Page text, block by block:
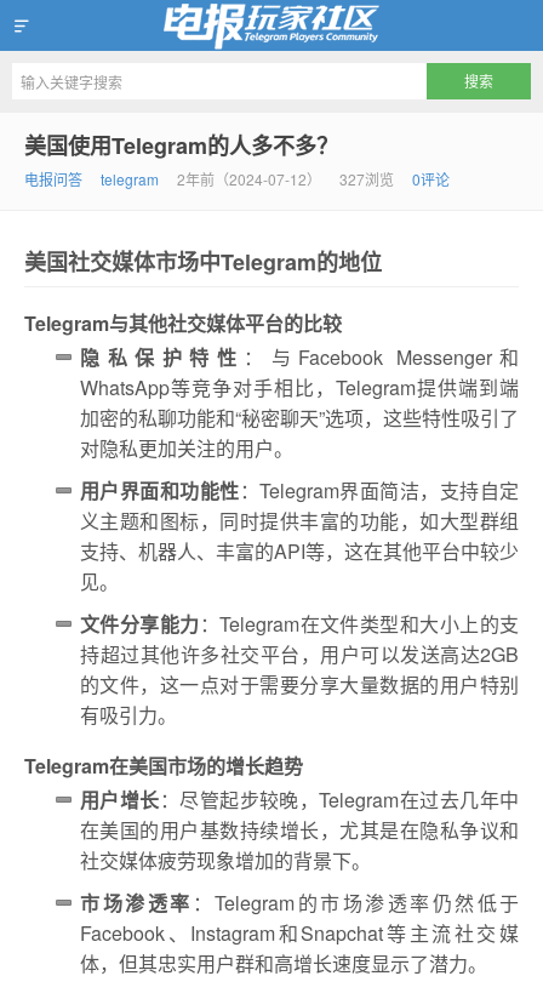
Telegram玩家社区
美国使用Telegram的人多不多？
电报问答 telegram 2年前（2024-07-12） 327浏览 0评论
美国社交媒体市场中Telegram的地位
Telegram与其他社交媒体平台的比较
隐私保护特性 ：与Facebook Messenger和
WhatsApp等竞争对手相比，Telegram提供端到端
加密的私聊功能和“秘密聊天”选项，这些特性吸引了
对隐私更加关注的用户。
用户界面和功能性：Telegram界面简洁，支持自定
义主题和图标，同时提供丰富的功能，如大型群组
支持、机器人、丰富的API等，这在其他平台中较少
见。
文件分享能力 ：Telegram在文件类型和大小上的支
持超过其他许多社交平台，用户可以发送高达2GB
的文件，这一点对于需要分享大量数据的用户特别
有吸引力。
Telegram在美国市场的增长趋势
用户增长：尽管起步较晚，Telegram在过去几年中
在美国的用户基数持续增长，尤其是在隐私争议和
社交媒体疲劳现象增加的背景下。
市场渗透率 ：Telegram的市场渗透率仍然低于
Facebook、Instagram和Snapchat等主流社交媒
体，但其忠实用户群和高增长速度显示了潜力。